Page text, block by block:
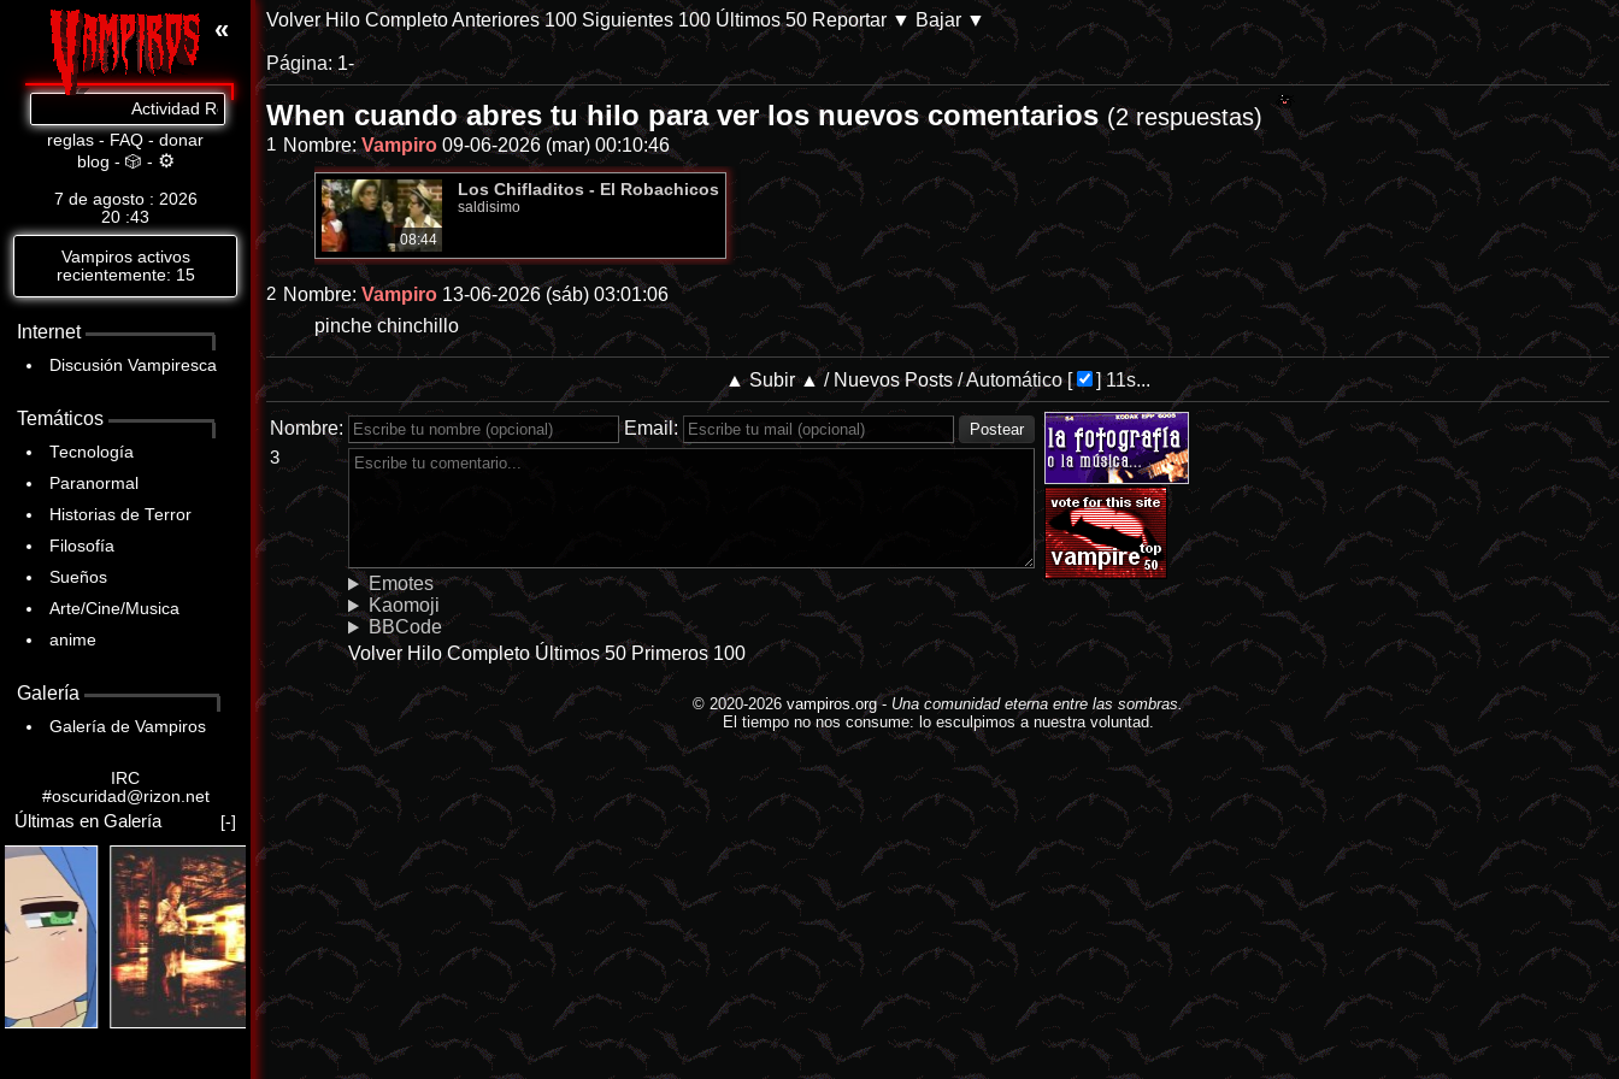
«
Actividad Reciente: Cat.8: https://www.abandomoviez.net/db/p-28144-categoria-8 En Prime Video. Parece que las películas de desastres naturales tienden a ser el idóneo campo de cultivo para
reglas - FAQ - donar
blog - 🎲 - ⚙
7 de agosto : 2026
20 :43
Vampiros activos
recientemente: 15
Internet
Discusión Vampiresca
Temáticos
Tecnología
Paranormal
Historias de Terror
Filosofía
Sueños
Arte/Cine/Musica
anime
Galería
Galería de Vampiros
IRC
#oscuridad@rizon.net
Últimas en Galería [-]
Volver Hilo CompletoAnteriores 100 Siguientes 100 Últimos 50 Reportar ▼ Bajar ▼
Página: 1-
When cuando abres tu hilo para ver los nuevos comentarios (2 respuestas)
1 Nombre:Vampiro 09-06-2026 (mar) 00:10:46
08:44
Los Chifladitos - El Robachicos
saldisimo
2 Nombre:Vampiro 13-06-2026 (sáb) 03:01:06
pinche chinchillo
▲ Subir ▲ / Nuevos Posts /Automático[ ] 11s...
Nombre: Email:
3
Emotes
Kaomoji
BBCode
Volver Hilo Completo Últimos 50 Primeros 100
© 2020-2026 vampiros.org- Una comunidad eterna entre las sombras.
El tiempo no nos consume: lo esculpimos a nuestra voluntad.